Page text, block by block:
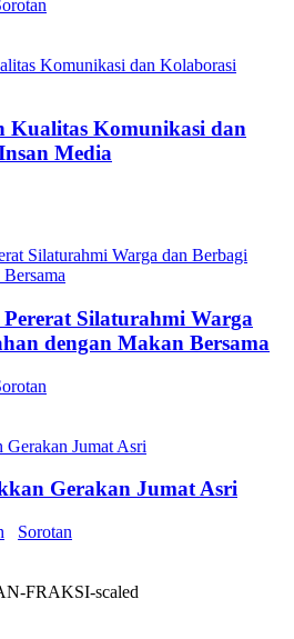
Kualitas Komunikasi dan
Media
Silaturahmi Warga
dengan Makan Bersama
Gerakan Jumat Asri
Sorotan